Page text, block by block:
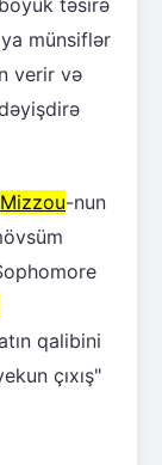
münsiflər
verir və
Mizzou-nun
qalibini
çıxış"